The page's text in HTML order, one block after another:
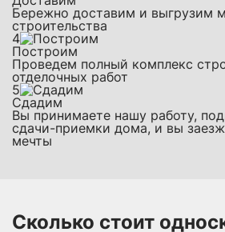
Бережно доставим и выгрузим
строительства
4
Построим
Проведем полный комплекс
отделочных работ
5
Сдадим
Вы принимаете нашу работу,
сдачи-приемки дома, и вы
мечты
Сколько стоит